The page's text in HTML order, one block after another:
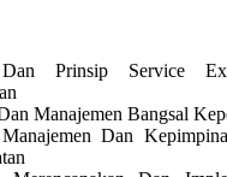
Prinsip Service
Manajemen Bangsal
Dan